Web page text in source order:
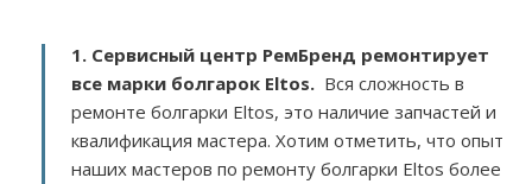
1. Сервисный центр РемБренд ремонтирует
все марки болгарок Eltos. Вся сложность в
ремонте болгарки Eltos, это наличие запчастей и
квалификация мастера. Хотим отметить, что опыт
наших мастеров по ремонту болгарки Eltos более